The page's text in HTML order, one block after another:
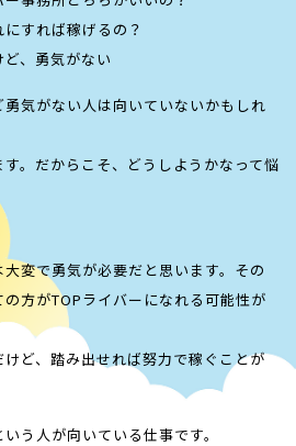
すれば稼げるの？
、勇気がない
気がない人は向いていないかもしれ
。だからこそ、どうしようかなって悩
変で勇気が必要だと思います。その
方がTOPライバーになれる可能性が
ど、踏み出せれば努力で稼ぐことが
う人が向いている仕事です。